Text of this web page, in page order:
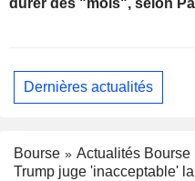
Dernières actualités
Bourse
Actualités Bourse
Trump juge 'inacceptable'